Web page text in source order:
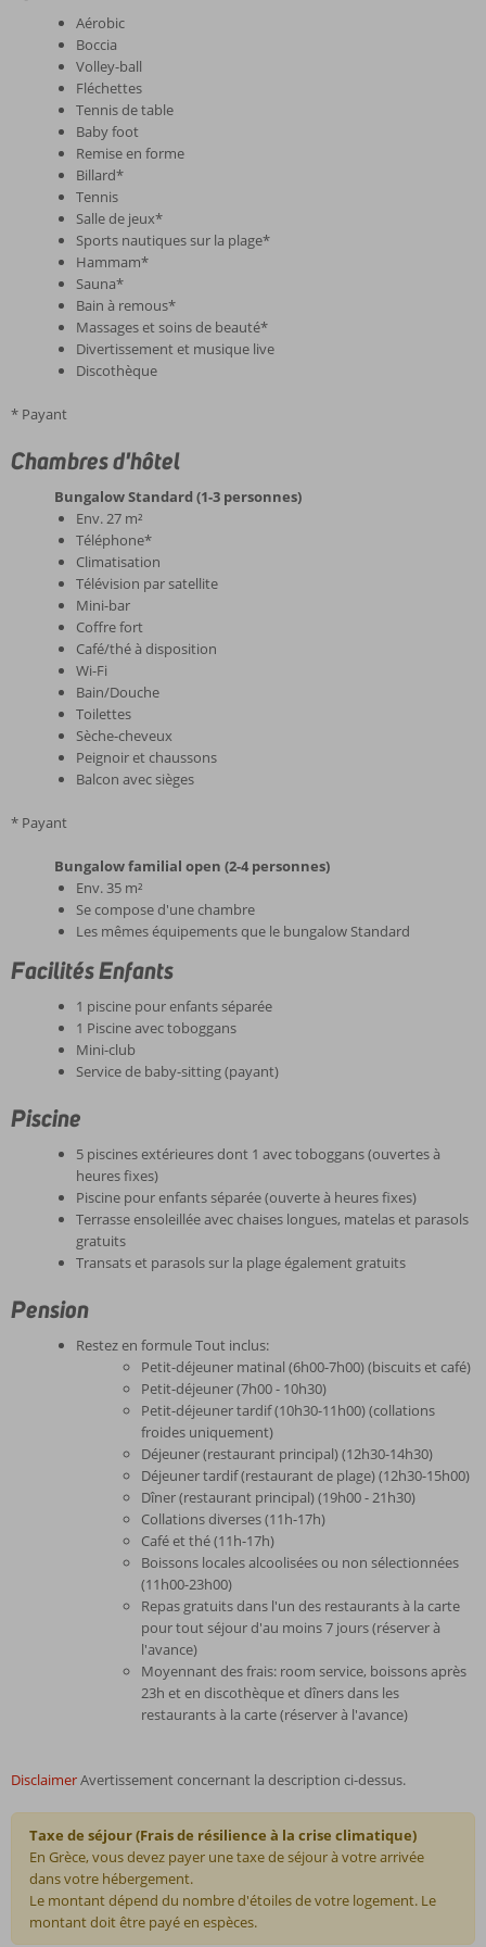
Aérobic
Boccia
Volley-ball
Fléchettes
Tennis de table
Baby foot
Remise en forme
Billard*
Tennis
Salle de jeux*
Sports nautiques sur la plage*
Hammam*
Sauna*
Bain à remous*
Massages et soins de beauté*
Divertissement et musique live
Discothèque
* Payant
Chambres d'hôtel
Bungalow Standard (1-3 personnes)
Env. 27 m²
Téléphone*
Climatisation
Télévision par satellite
Mini-bar
Coffre fort
Café/thé à disposition
Wi-Fi
Bain/Douche
Toilettes
Sèche-cheveux
Peignoir et chaussons
Balcon avec sièges
* Payant
Bungalow familial open (2-4 personnes)
Env. 35 m²
Se compose d'une chambre
Les mêmes équipements que le bungalow Standard
Facilités Enfants
1 piscine pour enfants séparée
1 Piscine avec toboggans
Mini-club
Service de baby-sitting (payant)
Piscine
5 piscines extérieures dont 1 avec toboggans (ouvertes à
heures fixes)
Piscine pour enfants séparée (ouverte à heures fixes)
Terrasse ensoleillée avec chaises longues, matelas et parasols
gratuits
Transats et parasols sur la plage également gratuits
Pension
Restez en formule Tout inclus:
Petit-déjeuner matinal (6h00-7h00) (biscuits et café)
Petit-déjeuner (7h00 - 10h30)
Petit-déjeuner tardif (10h30-11h00) (collations
froides uniquement)
Déjeuner (restaurant principal) (12h30-14h30)
Déjeuner tardif (restaurant de plage) (12h30-15h00)
Dîner (restaurant principal) (19h00 - 21h30)
Collations diverses (11h-17h)
Café et thé (11h-17h)
Boissons locales alcoolisées ou non sélectionnées
(11h00-23h00)
Repas gratuits dans l'un des restaurants à la carte
pour tout séjour d'au moins 7 jours (réserver à
l'avance)
Moyennant des frais: room service, boissons après
23h et en discothèque et dîners dans les
restaurants à la carte (réserver à l'avance)
DisclaimerAvertissement concernant la description ci-dessus.
Taxe de séjour (Frais de résilience à la crise climatique)
En Grèce, vous devez payer une taxe de séjour à votre arrivée
dans votre hébergement.
Le montant dépend du nombre d'étoiles de votre logement. Le
montant doit être payé en espèces.